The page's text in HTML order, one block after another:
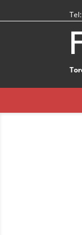
Tel: